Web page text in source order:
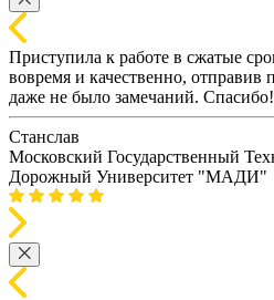
Приступила к работе в сжатые
вовремя и качественно, отправив
даже не было замечаний. Спасибо!
Станслав
Московский Государственный
Дорожный Университет "МАДИ"